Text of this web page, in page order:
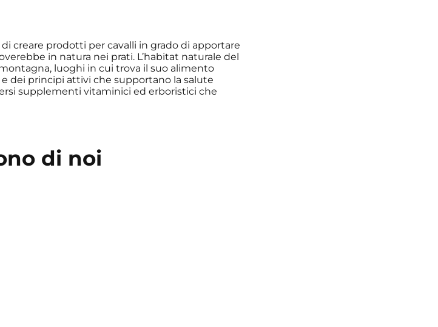
di creare prodotti per cavalli in grado di apportare
in natura nei prati. L’habitat naturale del
luoghi in cui trova il suo alimento
e dei principi attivi che supportano la salute
supplementi vitaminici ed erboristici che
di noi